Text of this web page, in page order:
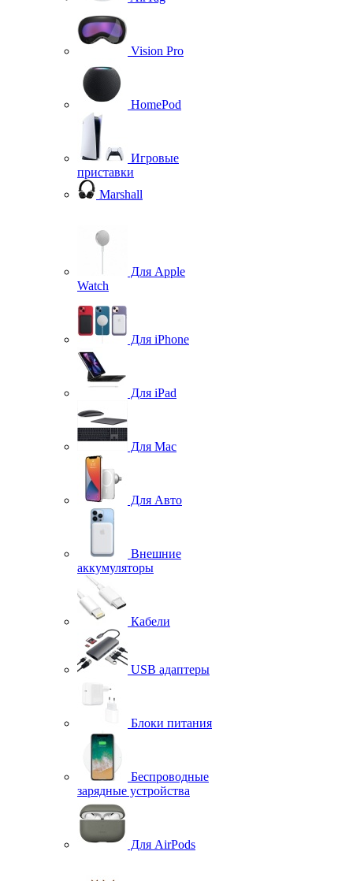
Vision Pro
HomePod
Игровые
приставки
Marshall
Для Apple
Watch
Для iPhone
Для iPad
Для Mac
Для Авто
Внешние
аккумуляторы
Кабели
USB адаптеры
Блоки питания
Беспроводные
зарядные устройства
Для AirPods